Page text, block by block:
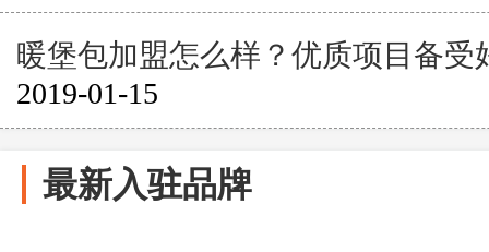
暖堡包加盟怎么样？优质项目备受
2019-01-15
最新入驻品牌